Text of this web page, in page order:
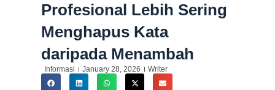
Profesional Lebih Sering
Menghapus Kata
daripada Menambah
Informasi January 28, 2026 Writer